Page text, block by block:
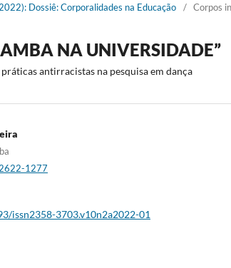
Dossiê: Corporalidades na Educação / Corpos
NA UNIVERSIDADE”
antirracistas na pesquisa em dança
1277
issn2358-3703.v10n2a2022-01